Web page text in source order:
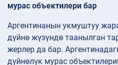
мурас объектилери бар
Аргентинанын укмуштуу
дүйнө жүзүндө таанылган
жерлер да бар.
дүйнөлүк мурас